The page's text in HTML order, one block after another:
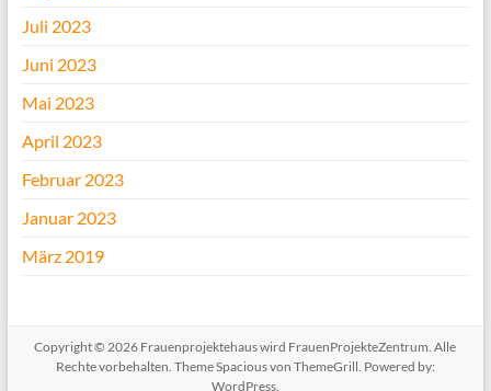
Juli 2023
Juni 2023
Mai 2023
April 2023
Februar 2023
Januar 2023
März 2019
Copyright © 2026 Frauenprojektehaus wird FrauenProjekteZentrum . Alle
Rechte vorbehalten. ThemeSpaciousvon ThemeGrill. Powered by:
WordPress.